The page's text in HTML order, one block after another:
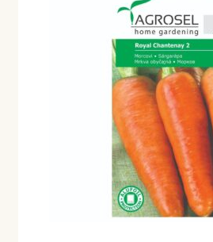
Politică de confidențialitate
Termeni și condiții